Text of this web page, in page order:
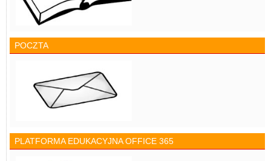
POCZTA
PLATFORMA EDUKACYJNA OFFICE 365